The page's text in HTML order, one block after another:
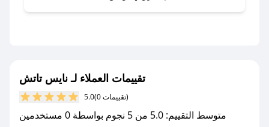
مع صحصح، تسوق بذكاء ووفّر على كل مشترياتك مع
تقييمات العملاء لـ نايس تاتش
5.0 (0 تقييمات)
متوسط التقييم: 5.0 من 5 نجوم بواسطة 0 مستخدمين